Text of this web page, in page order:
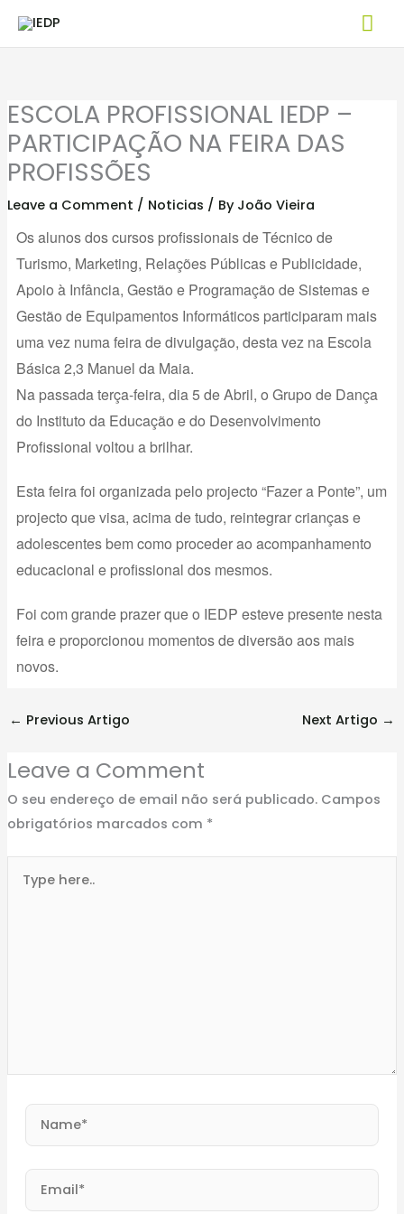
ESCOLA PROFISSIONAL IEDP –
PARTICIPAÇÃO NA FEIRA DAS
PROFISSÕES
Leave a Comment / Noticias / By João Vieira
Os alunos dos cursos profissionais de Técnico de
Turismo, Marketing, Relações Públicas e Publicidade,
Apoio à Infância, Gestão e Programação de Sistemas e
Gestão de Equipamentos Informáticos participaram mais
uma vez numa feira de divulgação, desta vez na Escola
Básica 2,3 Manuel da Maia.
Na passada terça-feira, dia 5 de Abril, o Grupo de Dança
do Instituto da Educação e do Desenvolvimento
Profissional voltou a brilhar.
Esta feira foi organizada pelo projecto “Fazer a Ponte”, um
projecto que visa, acima de tudo, reintegrar crianças e
adolescentes bem como proceder ao acompanhamento
educacional e profissional dos mesmos.
Foi com grande prazer que o IEDP esteve presente nesta
feira e proporcionou momentos de diversão aos mais
novos.
← Previous Artigo Next Artigo →
Leave a Comment
O seu endereço de email não será publicado. Campos
obrigatórios marcados com *
here..
Name*
Email*